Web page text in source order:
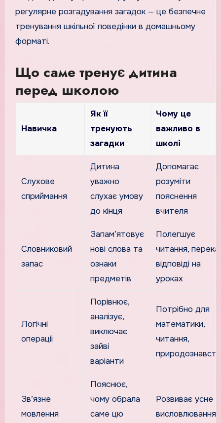
регулярне розгадування загадок — це безпечне
тренування шкільної поведінки в домашньому
форматі.
Що саме тренує дитина
перед школою
Навичка
Як її
тренують
загадки
Чому це
важливо в
школі
Слухове
сприймання
Дитина
уважно
слухає умову
до кінця
Допомагає
розуміти
пояснення
вчителя
Словниковий
запас
Запам’ятовує
нові слова та
ознаки
предметів
Полегшує
читання,
відповіді на
уроках
Логічні
операції
Порівнює,
аналізує,
виключає
зайві
варіанти
Потрібно для
математики,
читання,
Зв’язне
мовлення
Пояснює,
чому обрала
саме цю
Розвиває усне
висловлювання